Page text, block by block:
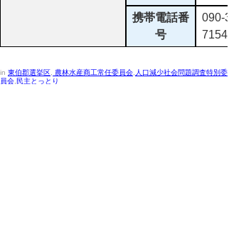
携帯電話番
号
090-
7154
in 東伯郡選挙区 農林水産商工常任委員会 人口減少社会問題調査特別委
員会 民主とっとり